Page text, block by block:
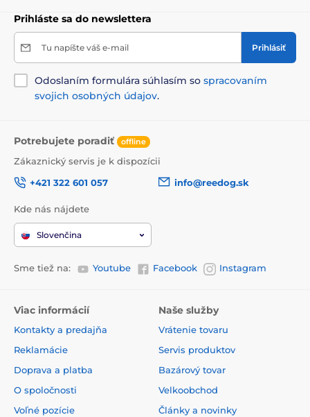
Prihláste sa do newslettera
Tu napíšte váš e-mail Prihlásiť
Odoslaním formulára súhlasím so spracovaním
svojich osobných údajov.
Potrebujete poradiť offline
Zákaznický servis je k dispozícii
+421 322 601 057
info@reedog.sk
Kde nás nájdete
Slovenčina
Sme tiež na: Youtube Facebook Instagram
Viac informácií
Kontakty a predajňa
Reklamácie
Doprava a platba
O spoločnosti
Voľné pozície
Naše služby
Vrátenie tovaru
Servis produktov
Bazárový tovar
Velkoobchod
Články a novinky